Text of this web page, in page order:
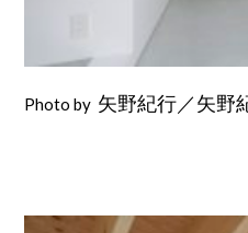
Photo by 矢野紀行／矢野